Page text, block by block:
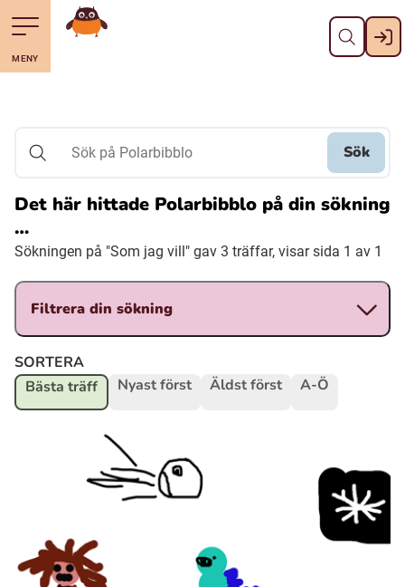
Till navigering av sidans innehåll
Till övergripande innehåll för webbplatsen Stäng
Åarjelsaemiengïele (Sydsamiska)
Davvisámegiella (Nordsamiska)
Bidumsámegiella (Pitesamiska)
Ubmejesámiengiälla (Umesamiska)
Arli (Romska)
MENY
Gå till startsidan
Sök på Polarbibblo
Sök
Det här hittade Polarbibblo på din sökning
…
Sökningen på "Som jag vill" gav 3 träffar, visar sida 1 av 1
Filtrera din sökning
SORTERA
Bästa träff
Nyast först Äldst först A-Ö